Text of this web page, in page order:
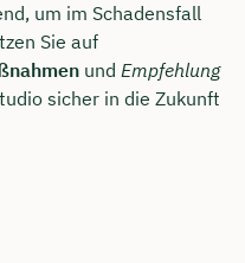
um im Schadensfall
Sie auf
und Empfehlung
sicher in die Zukunft